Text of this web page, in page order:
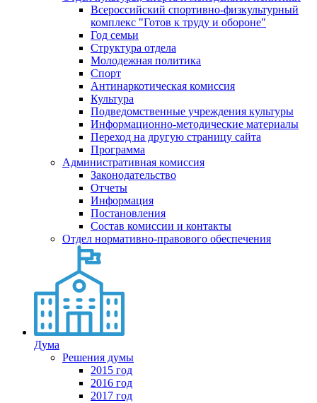
Всероссийский спортивно-физкультурный
комплекс "Готов к труду и обороне"
Год семьи
Структура отдела
Молодежная политика
Спорт
Антинаркотическая комиссия
Культура
Подведомственные учреждения культуры
Информационно-методические материалы
Переход на другую страницу сайта
Программа
Административная комиссия
Законодательство
Отчеты
Информация
Постановления
Состав комиссии и контакты
Отдел нормативно-правового обеспечения
Дума
Решения думы
2015 год
2016 год
2017 год